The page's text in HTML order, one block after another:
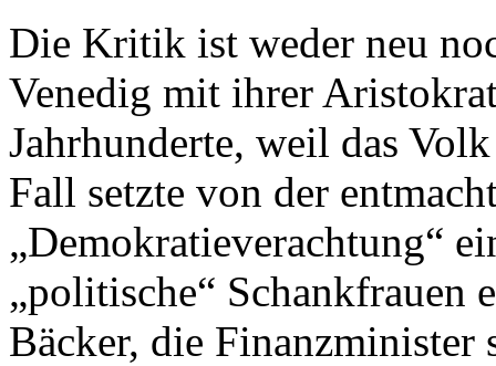
Die Kritik ist weder neu
Venedig mit ihrer
Jahrhunderte, weil das
Fall setzte von der
„Demokratieverachtung“
„politische“ Schankfrauen
Bäcker, die Finanzminister